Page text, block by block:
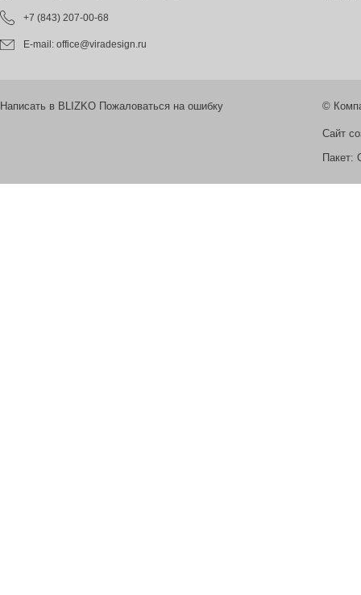
+7 (843) 207-00-68
E-mail: office@viradesign.ru
Написать в BLIZKO Пожаловаться на ошибку ©
Сайт
Пакет: